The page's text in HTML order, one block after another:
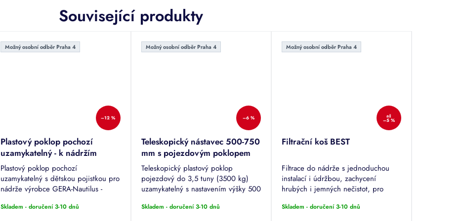
Související produkty
Možný osobní odběr Praha 4
–12 %
Plastový poklop pochozí
uzamykatelný - k nádržím
Nautilus
Plastový poklop pochozí
uzamykatelný s dětskou pojistkou pro
nádrže výrobce GERA-Nautilus -
HUDSON, MINI.
Skladem - doručení 3-10 dnů
Možný osobní odběr Praha 4
–6 %
Teleskopický nástavec 500-750
mm s pojezdovým poklopem
do 3500 kg - k nádržím
Nautilus
Teleskopický plastový poklop
pojezdový do 3,5 tuny (3500 kg)
uzamykatelný s nastavením výšky 500
Nautilus - ATLANTIS, ECO, GLOBE,
Skladem - doručení 3-10 dnů
Možný osobní odběr Praha 4
až
–5 %
Filtrační koš BEST
Filtrace do nádrže s jednoduchou
instalací i údržbou, zachycení
hrubých i jemných nečistot, pro
150/160
Skladem - doručení 3-10 dnů